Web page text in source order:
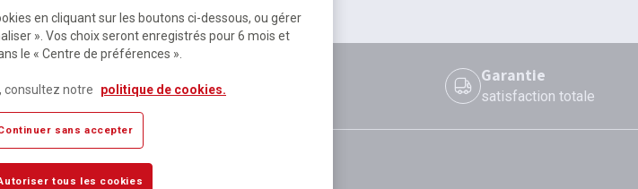
Retour à l'accueil
si validation avant 12h
Garantie
satisfaction totale
en cliquant sur les boutons ci-dessous, ou gérer
». Vos choix seront enregistrés pour 6 mois et
le « Centre de préférences ».
consultez notre politique de cookies.
sans accepter
tous les cookies